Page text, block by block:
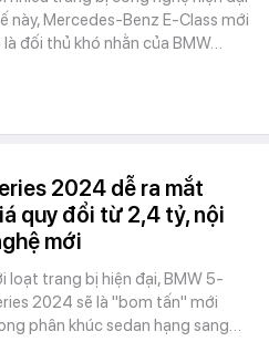
này, Mercedes-Benz E-Class mới
là đối thủ khó nhằn của BMW…
2024 dễ ra mắt
quy đổi từ 2,4 tỷ, nội
mới
loạt trang bị hiện đại, BMW 5-
2024 sẽ là "bom tấn" mới
phân khúc sedan hạng sang…